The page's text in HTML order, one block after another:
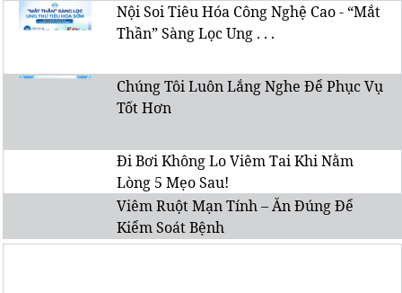
Nội Soi Tiêu Hóa Công Nghệ Cao - “Mắt
Thần” Sàng Lọc Ung . . .
Chúng Tôi Luôn Lắng Nghe Để Phục Vụ
Tốt Hơn
Đi Bơi Không Lo Viêm Tai Khi Nằm
Lòng 5 Mẹo Sau!
Viêm Ruột Mạn Tính – Ăn Đúng Để
Kiểm Soát Bệnh